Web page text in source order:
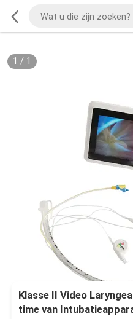
1 / 1
Klasse II Video
time van